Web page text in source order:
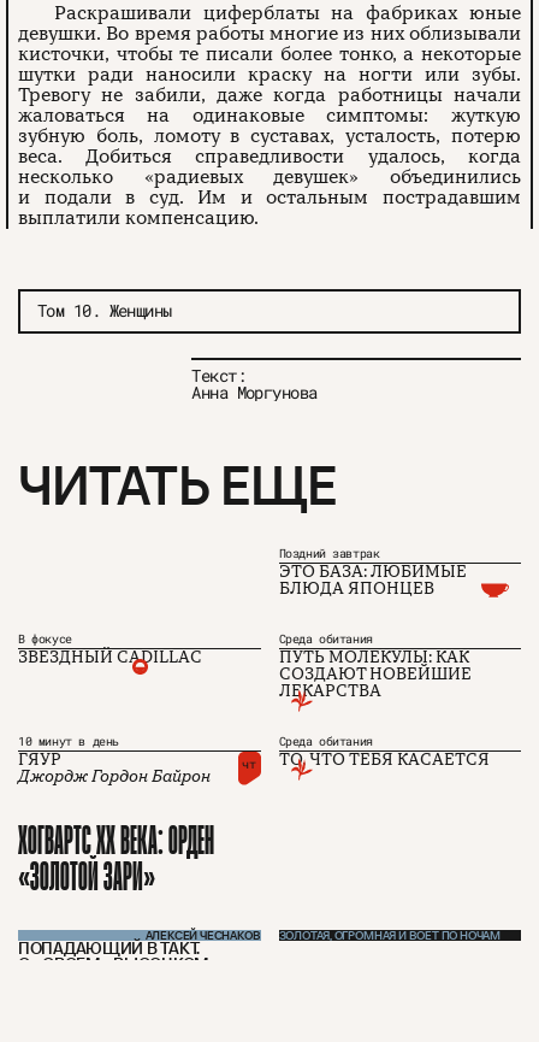
Том 10. Женщины
Текст:
Анна Моргунова
Раскрашивали циферблаты на фабриках юные
девушки. Во время работы многие из них облизывали
кисточки, чтобы те писали более тонко, а некоторые
шутки ради наносили краску на ногти или зубы.
Тревогу не забили, даже когда работницы начали
жаловаться на одинаковые симптомы: жуткую
зубную боль, ломоту в суставах, усталость, потерю
веса. Добиться справедливости удалось, когда
несколько «радиевых девушек» объединились
и подали в суд. Им и остальным пострадавшим
выплатили компенсацию.
ЧИТАТЬ ЕЩЕ
Поздний завтрак
ЭТО БАЗА: ЛЮБИМЫЕ
БЛЮДА ЯПОНЦЕВ
В фокусе
ЗВЕЗДНЫЙ CADILLAC
Среда обитания
ПУТЬ МОЛЕКУЛЫ: КАК
СОЗДАЮТ НОВЕЙШИЕ
ЛЕКАРСТВА
10 минут в день
ГЯУР
Джордж Гордон Байрон
чт
Среда обитания
ТО, ЧТО ТЕБЯ КАСАЕТСЯ
ХОГВАРТС XX ВЕКА: ОРДЕН
«ЗОЛОТОЙ ЗАРИ»
АЛЕКСЕЙ ЧЕСНАКОВ
ПОПАДАЮЩИЙ В ТАКТ.
О «СВОЕМ» ВЫСОЦКОМ —
ЗОЛОТАЯ, ОГРОМНАЯ И ВОЕТ ПО НОЧАМ
О проекте
Команда
Авторы
ЧТИВО ДОМ
YouTube
Telegram
Политика конфиденциальности
(c) ЧТИВО 2026. Все права защищены
Разработка:Astroshock